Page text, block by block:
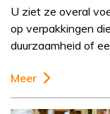
U ziet ze overal
op verpakkingen
duurzaamheid of
Meer